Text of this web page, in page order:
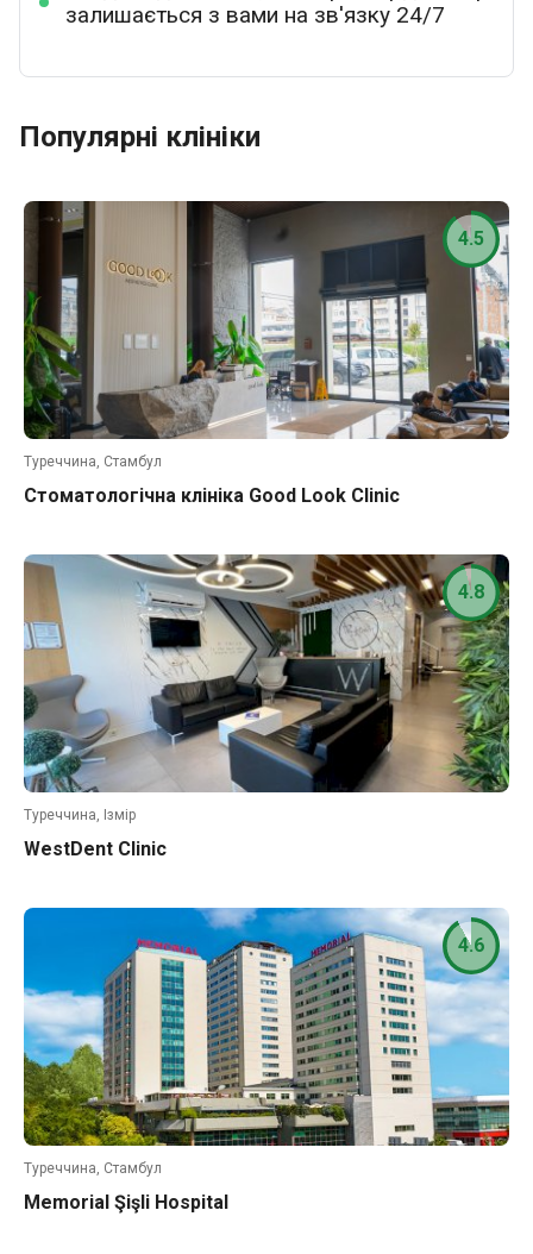
залишається з вами на зв'язку 24/7
Популярні клініки
Туреччина, Стамбул
Стоматологічна клініка Good Look Clinic
4.5
Туреччина, Ізмір
WestDent Clinic
4.8
Туреччина, Стамбул
Memorial Şişli Hospital
4.6